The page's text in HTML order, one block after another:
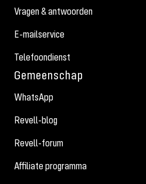
Vragen & antwoorden
E-mailservice
Telefoondienst
Gemeenschap
WhatsApp
Revell-blog
Revell-forum
Affiliate programma